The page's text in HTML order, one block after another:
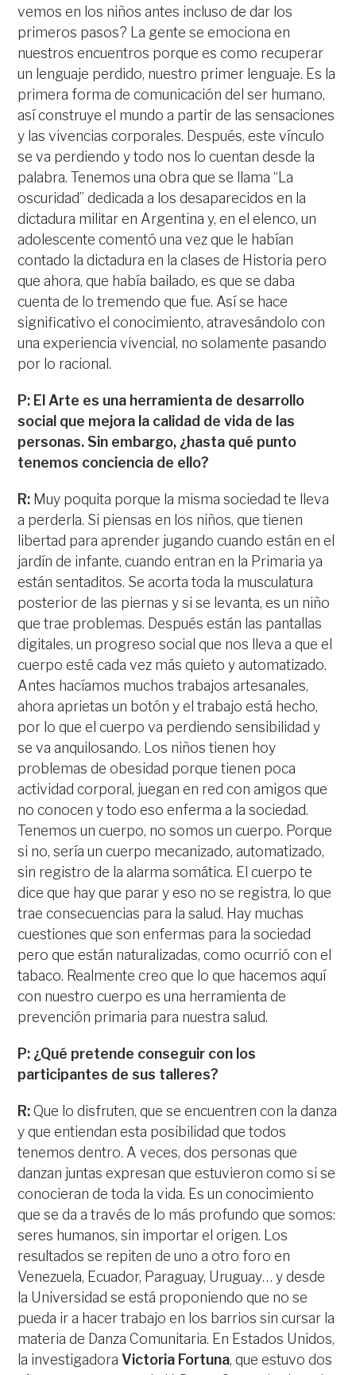
vemos en los niños antes incluso de dar los
primeros pasos? La gente se emociona en
nuestros encuentros porque es como recuperar
un lenguaje perdido, nuestro primer lenguaje. Es la
primera forma de comunicación del ser humano,
así construye el mundo a partir de las sensaciones
y las vivencias corporales. Después, este vínculo
se va perdiendo y todo nos lo cuentan desde la
palabra. Tenemos una obra que se llama “La
oscuridad” dedicada a los desaparecidos en la
dictadura militar en Argentina y, en el elenco, un
adolescente comentó una vez que le habían
contado la dictadura en la clases de Historia pero
que ahora, que había bailado, es que se daba
cuenta de lo tremendo que fue. Así se hace
significativo el conocimiento, atravesándolo con
una experiencia vivencial, no solamente pasando
por lo racional.
P: El Arte es una herramienta de desarrollo
social que mejora la calidad de vida de las
personas. Sin embargo, ¿hasta qué punto
tenemos conciencia de ello?
R: Muy poquita porque la misma sociedad te lleva
a perderla. Si piensas en los niños, que tienen
libertad para aprender jugando cuando están en el
jardín de infante, cuando entran en la Primaria ya
están sentaditos. Se acorta toda la musculatura
posterior de las piernas y si se levanta, es un niño
que trae problemas. Después están las pantallas
digitales, un progreso social que nos lleva a que el
cuerpo esté cada vez más quieto y automatizado.
Antes hacíamos muchos trabajos artesanales,
ahora aprietas un botón y el trabajo está hecho,
por lo que el cuerpo va perdiendo sensibilidad y
se va anquilosando. Los niños tienen hoy
problemas de obesidad porque tienen poca
actividad corporal, juegan en red con amigos que
no conocen y todo eso enferma a la sociedad.
Tenemos un cuerpo, no somos un cuerpo. Porque
si no, sería un cuerpo mecanizado, automatizado,
sin registro de la alarma somática. El cuerpo te
dice que hay que parar y eso no se registra, lo que
trae consecuencias para la salud. Hay muchas
cuestiones que son enfermas para la sociedad
pero que están naturalizadas, como ocurrió con el
tabaco. Realmente creo que lo que hacemos aquí
con nuestro cuerpo es una herramienta de
prevención primaria para nuestra salud.
P: ¿Qué pretende conseguir con los
participantes de sus talleres?
R:Que lo disfruten, que se encuentren con la danza
y que entiendan esta posibilidad que todos
tenemos dentro. A veces, dos personas que
danzan juntas expresan que estuvieron como si se
conocieran de toda la vida. Es un conocimiento
que se da a través de lo más profundo que somos:
seres humanos, sin importar el origen. Los
resultados se repiten de uno a otro foro en
Venezuela, Ecuador, Paraguay, Uruguay… y desde
la Universidad se está proponiendo que no se
pueda ir a hacer trabajo en los barrios sin cursar la
materia de Danza Comunitaria. En Estados Unidos,
la investigadoraVictoria Fortuna, que estuvo dos